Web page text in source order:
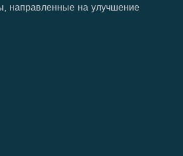
направленные на улучшение